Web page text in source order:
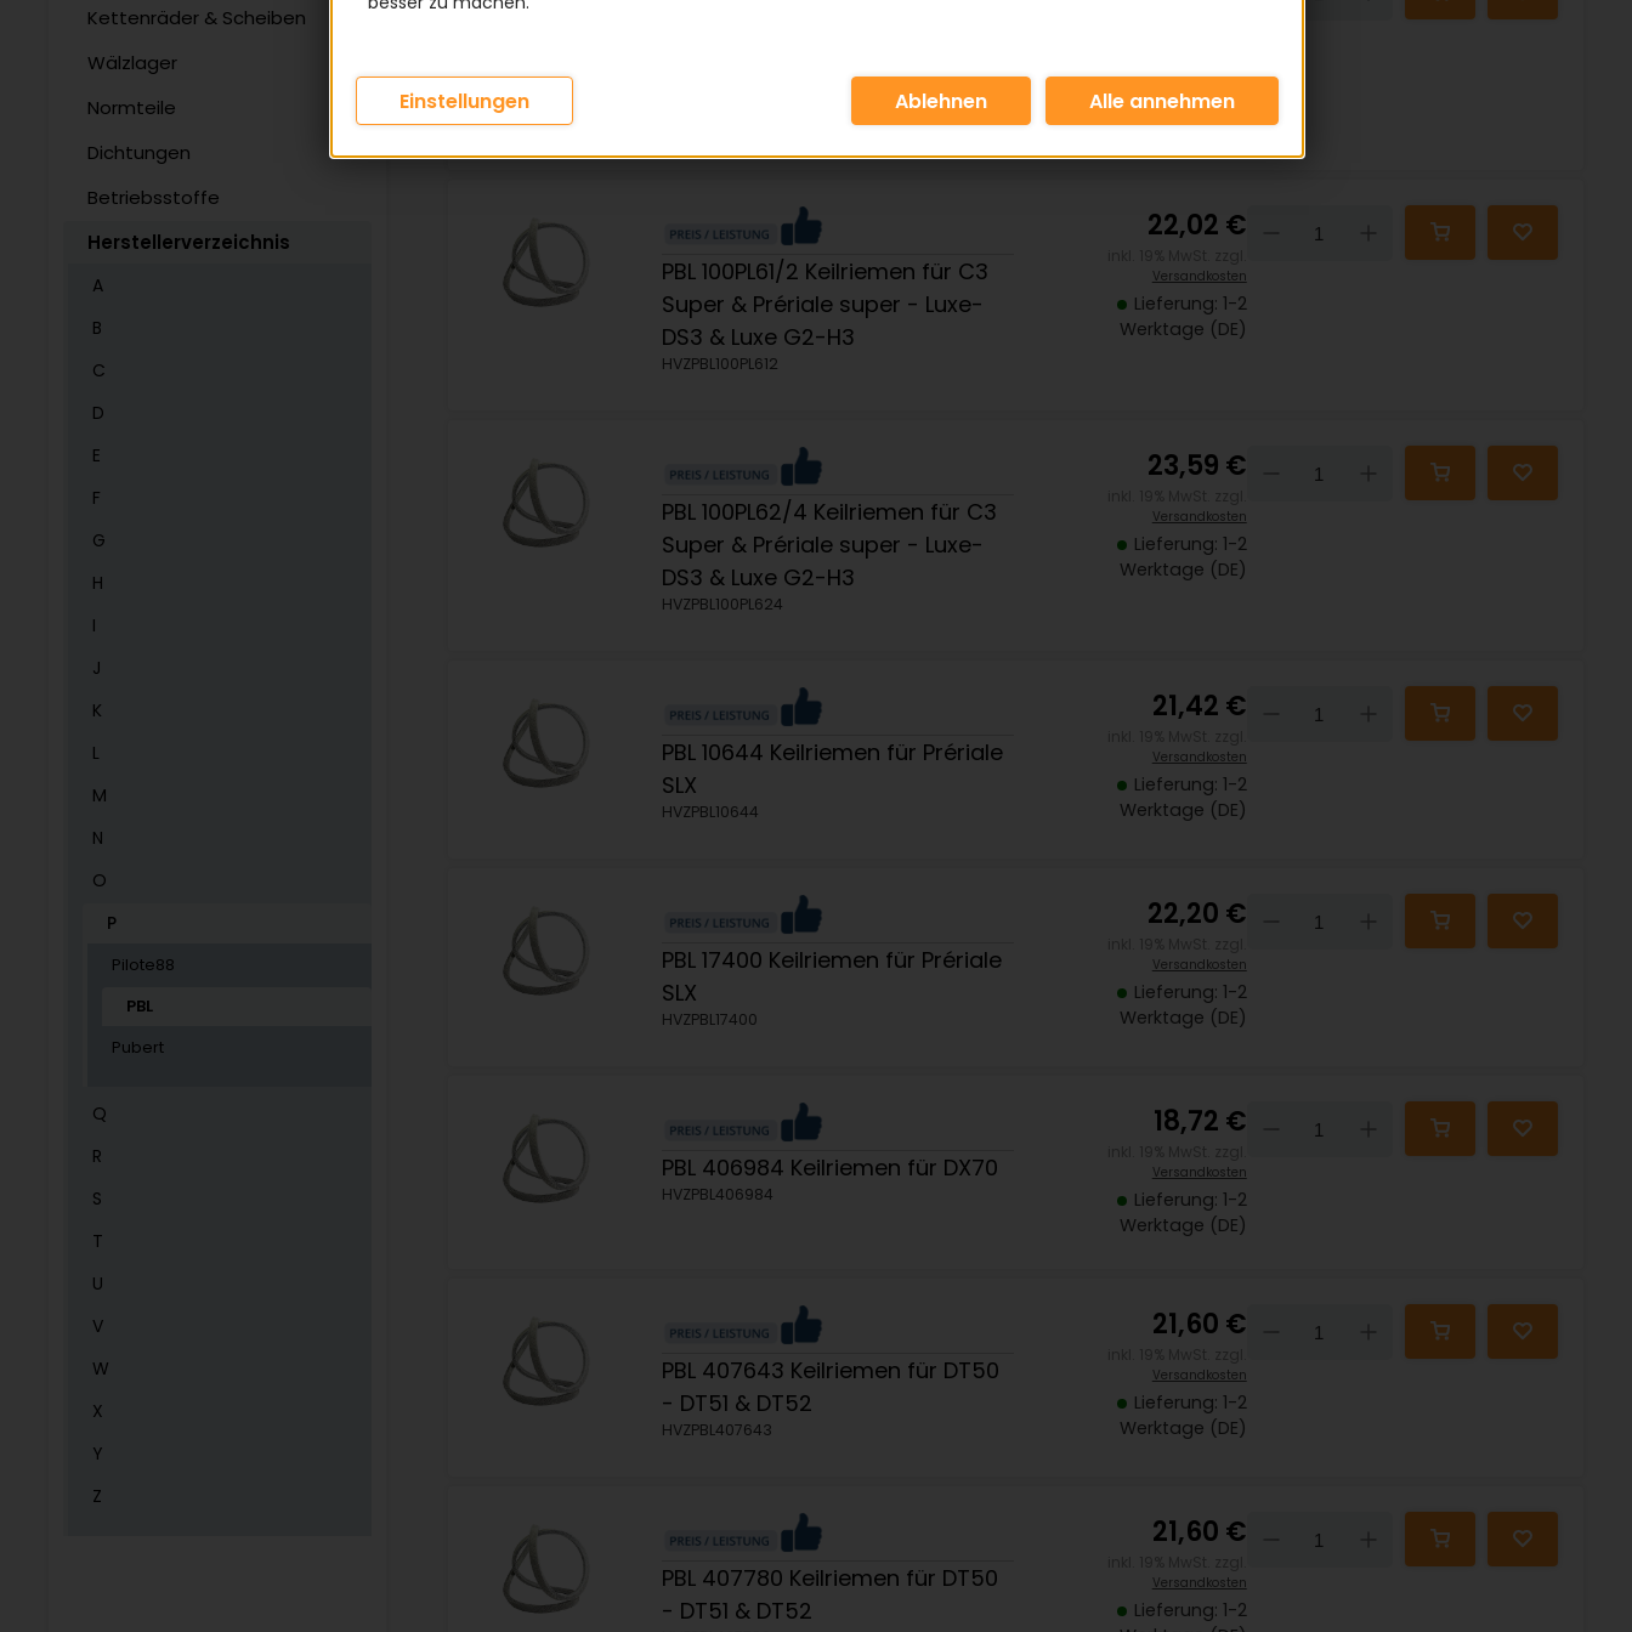
Kettenräder & Scheiben
Wälzlager
Normteile
Dichtungen
Betriebsstoffe
Herstellerverzeichnis
A
B
C
D
E
F
G
H
I
J
K
L
M
N
O
P
Pilote88
PBL
Pubert
Q
R
S
T
U
V
W
X
Y
Z
Werktage (DE)
PBL 100PL61/2 Keilriemen für C3
Super & Prériale super - Luxe-
DS3 & Luxe G2-H3
HVZPBL100PL612
22,02 €
Versandkosten
Lieferung: 1-2
Werktage (DE)
Down
PBL 100PL62/4 Keilriemen für C3
Super & Prériale super - Luxe-
DS3 & Luxe G2-H3
HVZPBL100PL624
23,59 €
Versandkosten
Lieferung: 1-2
Werktage (DE)
Down
PBL 10644 Keilriemen für Prériale
SLX
HVZPBL10644
21,42 €
Versandkosten
Lieferung: 1-2
Werktage (DE)
Down
PBL 17400 Keilriemen für Prériale
SLX
HVZPBL17400
22,20 €
Versandkosten
Lieferung: 1-2
Werktage (DE)
Down
PBL 406984 Keilriemen für DX70
HVZPBL406984
18,72 €
Versandkosten
Lieferung: 1-2
Werktage (DE)
Down
PBL 407643 Keilriemen für DT50
- DT51 & DT52
HVZPBL407643
21,60 €
Versandkosten
Lieferung: 1-2
Werktage (DE)
Down
PBL 407780 Keilriemen für DT50
- DT51 & DT52
21,60 €
Versandkosten
Lieferung: 1-2
Down
Einstellungen